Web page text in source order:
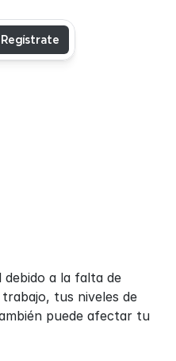
a la falta de
tus niveles de
puede afectar tu
Regístrate